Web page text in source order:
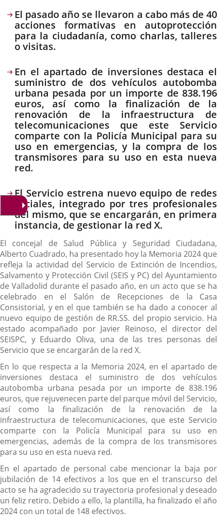
Descripción
El pasado año se llevaron a cabo más de 40
acciones formativas en autoprotección
para la ciudadanía, como charlas, talleres
o visitas.
En el apartado de inversiones destaca el
suministro de dos vehículos autobomba
urbana pesada por un importe de 838.196
euros, así como la finalización de la
renovación de la infraestructura de
telecomunicaciones que este Servicio
comparte con la Policía Municipal para su
uso en emergencias, y la compra de los
transmisores para su uso en esta nueva
red.
El Servicio estrena nuevo equipo de redes
sociales, integrado por tres profesionales
del mismo, que se encargarán, en primera
instancia, de gestionar la red X.
El concejal de Salud Pública y Seguridad Ciudadana,
Alberto Cuadrado, ha presentado hoy la Memoria 2024 que
refleja la actividad del Servicio de Extinción de Incendios,
Salvamento y Protección Civil (SEIS y PC) del Ayuntamiento
de Valladolid durante el pasado año, en un acto que se ha
celebrado en el Salón de Recepciones de la Casa
Consistorial, y en el que también se ha dado a conocer al
nuevo equipo de gestión de RR.SS. del propio servicio. Ha
estado acompañado por Javier Reinoso, el director del
SEISPC, y Eduardo Oliva, una de las tres personas del
Servicio que se encargarán de la red X.
En lo que respecta a la Memoria 2024, en el apartado de
inversiones destaca el suministro de dos vehículos
autobomba urbana pesada por un importe de 838.196
euros, que rejuvenecen parte del parque móvil del Servicio,
así como la finalización de la renovación de la
infraestructura de telecomunicaciones, que este Servicio
comparte con la Policía Municipal para su uso en
emergencias, además de la compra de los transmisores
para su uso en esta nueva red.
En el apartado de personal cabe mencionar la baja por
jubilación de 14 efectivos a los que en el transcurso del
acto se ha agradecido su trayectoria profesional y deseado
un feliz retiro. Debido a ello, la plantilla, ha finalizado el año
2024 con un total de 148 efectivos.